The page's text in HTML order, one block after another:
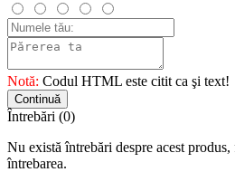
Notă: Codul HTML este citit ca şi text!
Continuă
Întrebări (0)
Nu există întrebări despre acest
întrebarea.